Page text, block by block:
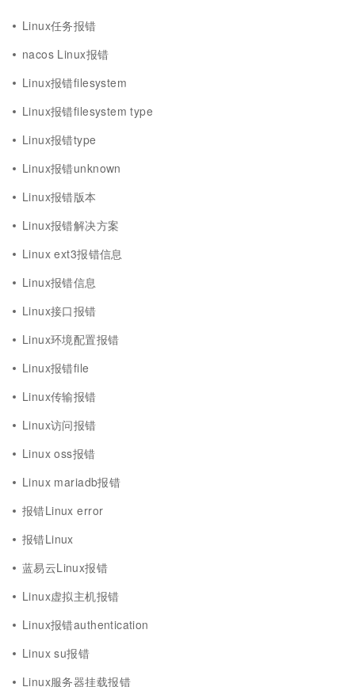
Linux任务报错
nacos Linux报错
Linux报错filesystem
Linux报错filesystem type
Linux报错type
Linux报错unknown
Linux报错版本
Linux报错解决方案
Linux ext3报错信息
Linux报错信息
Linux接口报错
Linux环境配置报错
Linux报错file
Linux传输报错
Linux访问报错
Linux oss报错
Linux mariadb报错
报错Linux error
报错Linux
蓝易云Linux报错
Linux虚拟主机报错
Linux报错authentication
Linux su报错
Linux服务器挂载报错